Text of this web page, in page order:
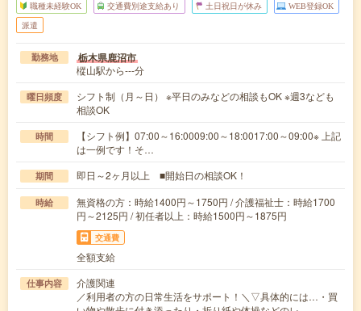
職種未経験OK 交通費別途支給あり 土日祝日が休み WEB登録OK
派遣
勤務地 栃木県鹿沼市
樅山駅から---分
曜日頻度
シフト制（月～日） ※平日のみなどの相談もOK ※週3なども
相談OK
時間
【シフト例】07:00～16:0009:00～18:0017:00～09:00※ 上記
は一例です！そ…
期間 即日～2ヶ月以上 ■開始日の相談OK！
時給
無資格の方：時給1400円～1750円 / 介護福祉士：時給1700
円～2125円 / 初任者以上：時給1500円～1875円
交通費
全額支給
仕事内容
介護関連
／利用者の方の日常生活をサポート！＼▽具体的には…・買